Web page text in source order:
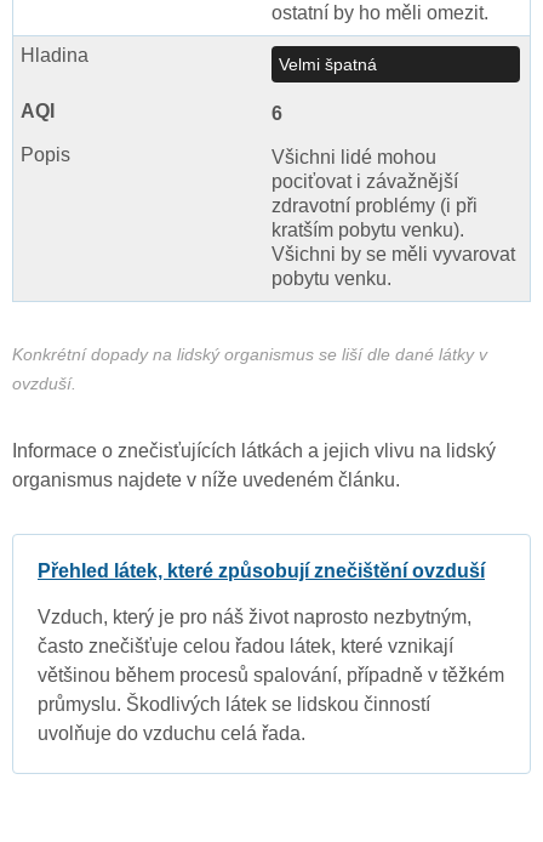
ostatní by ho měli omezit.
Velmi špatná
6
Všichni lidé mohou
pociťovat i závažnější
zdravotní problémy (i při
kratším pobytu venku).
Všichni by se měli vyvarovat
pobytu venku.
Konkrétní dopady na lidský organismus se liší dle dané látky v
ovzduší.
Informace o znečisťujících látkách a jejich vlivu na lidský
organismus najdete v níže uvedeném článku.
Přehled látek, které způsobují znečištění ovzduší
Vzduch, který je pro náš život naprosto nezbytným,
často znečišťuje celou řadou látek, které vznikají
většinou během procesů spalování, případně v těžkém
průmyslu. Škodlivých látek se lidskou činností
uvolňuje do vzduchu celá řada.